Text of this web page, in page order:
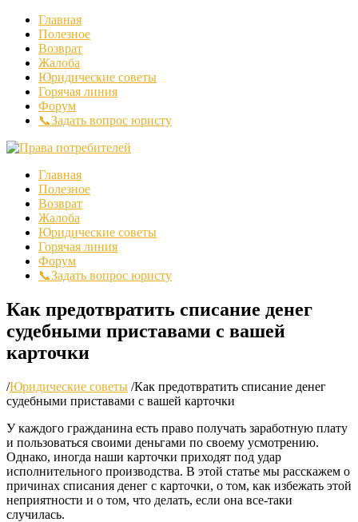
Главная
Полезное
Возврат
Жалоба
Юридические советы
Горячая линия
Форум
📞Задать вопрос юристу
Главная
Полезное
Возврат
Жалоба
Юридические советы
Горячая линия
Форум
📞Задать вопрос юристу
Как предотвратить списание денег
судебными приставами с вашей
карточки
/Юридические советы /Как предотвратить списание денег
судебными приставами с вашей карточки
У каждого гражданина есть право получать заработную плату
и пользоваться своими деньгами по своему усмотрению.
Однако, иногда наши карточки приходят под удар
исполнительного производства. В этой статье мы расскажем о
причинах списания денег с карточки, о том, как избежать этой
неприятности и о том, что делать, если она все-таки
случилась.